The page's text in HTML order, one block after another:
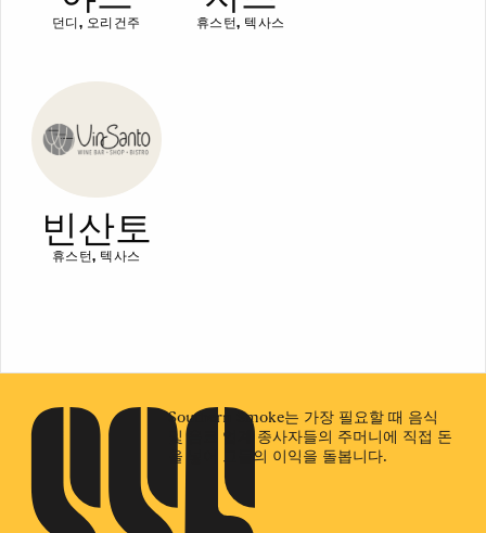
던디, 오리건주 휴스턴, 텍사스
빈산토
휴스턴, 텍사스
Southern Smoke는 가장 필요할 때 음식
및 음료 업계 종사자들의 주머니에 직접 돈
을 넣어 그들의 이익을 돌봅니다.